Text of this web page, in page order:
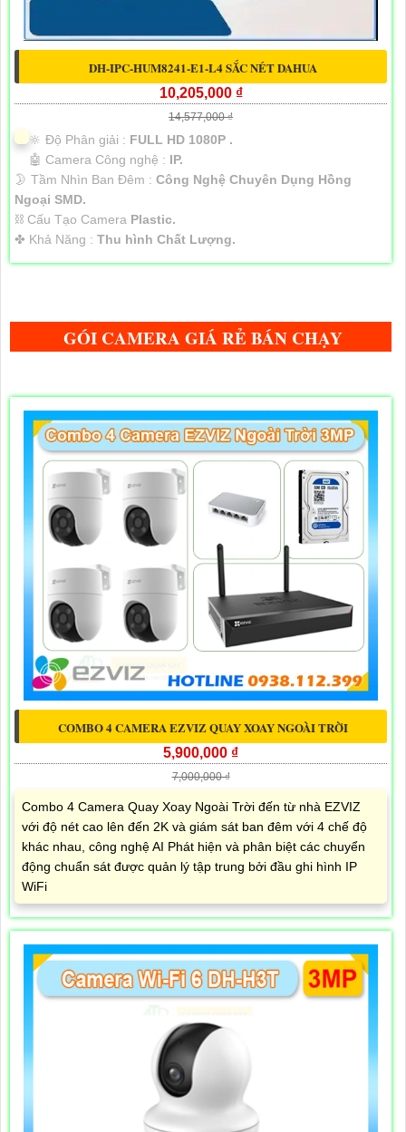
DH-IPC-HUM8241-E1-L4 SẮC NÉT DAHUA
10,205,000 ₫
14,577,000 ₫
🔆 Độ Phân giải : FULL HD 1080P .
🤖️ Camera Công nghệ : IP.
🌛 Tầm Nhìn Ban Đêm : Công Nghệ Chuyên Dụng Hồng
Ngoại SMD.
⛓ Cấu Tạo Camera Plastic.
️✤ Khả Năng : Thu hình Chất Lượng.
GÓI CAMERA GIÁ RẺ BÁN CHẠY
COMBO 4 CAMERA EZVIZ QUAY XOAY NGOÀI TRỜI
5,900,000 ₫
7,000,000 ₫
Combo 4 Camera Quay Xoay Ngoài Trời đến từ nhà EZVIZ
với độ nét cao lên đến 2K và giám sát ban đêm với 4 chế độ
khác nhau, công nghệ AI Phát hiện và phân biệt các chuyển
động chuẩn sát được quản lý tập trung bởi đầu ghi hình IP
WiFi